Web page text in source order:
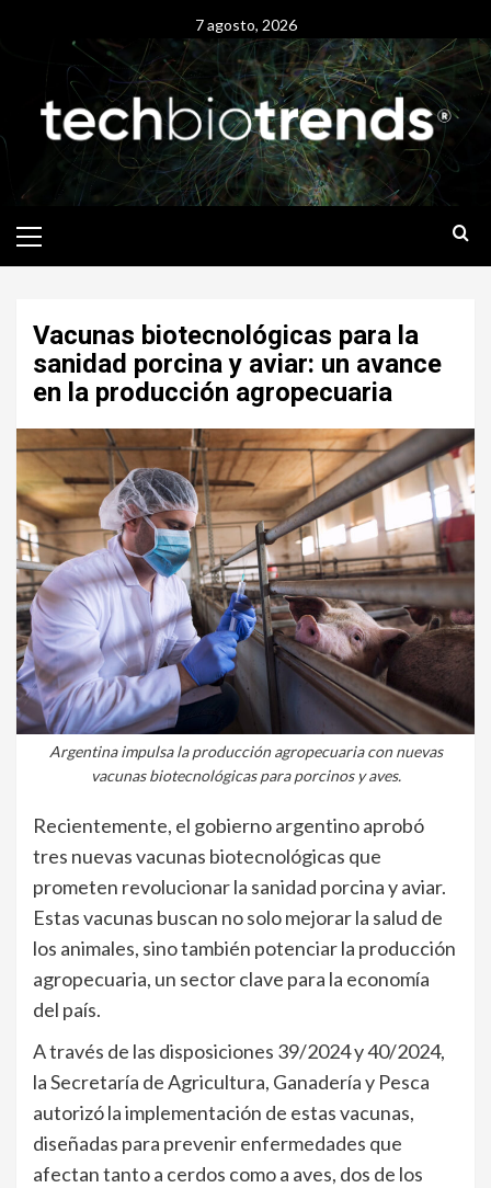
7 agosto, 2026
Menu
Vacunas biotecnológicas para la
sanidad porcina y aviar: un avance
en la producción agropecuaria
Argentina impulsa la producción agropecuaria con nuevas
vacunas biotecnológicas para porcinos y aves.
Recientemente, el gobierno argentino aprobó
tres nuevas vacunas biotecnológicas que
prometen revolucionar la sanidad porcina y aviar.
Estas vacunas buscan no solo mejorar la salud de
los animales, sino también potenciar la producción
agropecuaria, un sector clave para la economía
del país.
A través de las disposiciones 39/2024 y 40/2024,
la Secretaría de Agricultura, Ganadería y Pesca
autorizó la implementación de estas vacunas,
diseñadas para prevenir enfermedades que
afectan tanto a cerdos como a aves, dos de los